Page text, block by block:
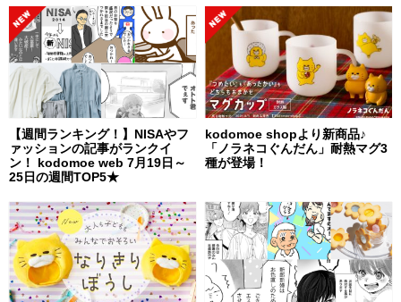
【週間ランキング！】NISAやフ
ァッションの記事がランクイ
ン！ kodomoe web 7月19日～
25日の週間TOP5★
kodomoe shopより新商品♪
「ノラネコぐんだん」耐熱マグ3
種が登場！